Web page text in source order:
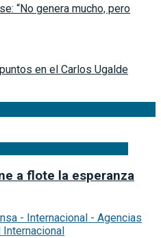
“No genera mucho, pero
en el Carlos Ugalde
a flote la esperanza
- Internacional - Agencias
Internacional